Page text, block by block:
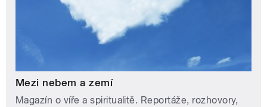
Mezi nebem a zemí
Magazín o víře a spiritualitě. Reportáže, rozhovory,